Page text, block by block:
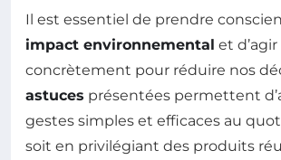
Il est essentiel de prendre
impact environnemental et d’agir
concrètement pour réduire nos
astuces présentées permettent
gestes simples et efficaces au
soit en privilégiant des produits